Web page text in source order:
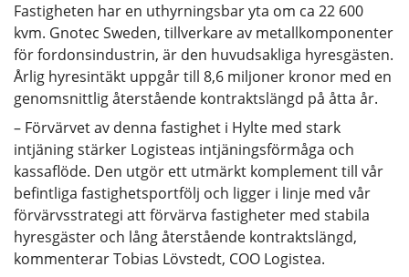
Fastigheten har en uthyrningsbar yta om ca 22 600
kvm. Gnotec Sweden, tillverkare av metallkomponenter
för fordonsindustrin, är den huvudsakliga hyresgästen.
Årlig hyresintäkt uppgår till 8,6 miljoner kronor med en
genomsnittlig återstående kontraktslängd på åtta år.
– Förvärvet av denna fastighet i Hylte med stark
intjäning stärker Logisteas intjäningsförmåga och
kassaflöde. Den utgör ett utmärkt komplement till vår
befintliga fastighetsportfölj och ligger i linje med vår
förvärvsstrategi att förvärva fastigheter med stabila
hyresgäster och lång återstående kontraktslängd,
kommenterar Tobias Lövstedt, COO Logistea.